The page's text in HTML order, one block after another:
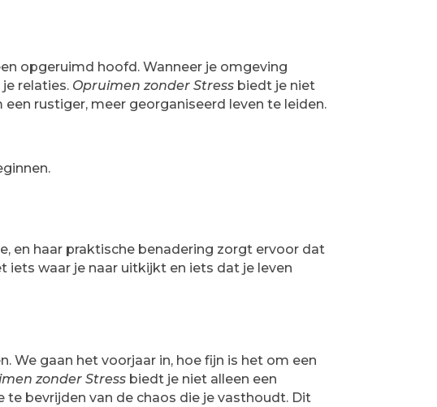
opgeruimd hoofd. Wanneer je omgeving
relaties. Opruimen zonder Stress biedt je niet
rustiger, meer georganiseerd leven te leiden.
en haar praktische benadering zorgt ervoor dat
waar je naar uitkijkt en iets dat je leven
We gaan het voorjaar in, hoe fijn is het om een
zonder Stress biedt je niet alleen een
bevrijden van de chaos die je vasthoudt. Dit